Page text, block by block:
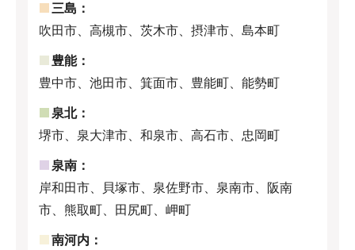
三島：
吹田市、高槻市、茨木市、摂津市、島本町
豊能：
豊中市、池田市、箕面市、豊能町、能勢町
泉北：
堺市、泉大津市、和泉市、高石市、忠岡町
泉南：
岸和田市、貝塚市、泉佐野市、泉南市、阪南
市、熊取町、田尻町、岬町
南河内：